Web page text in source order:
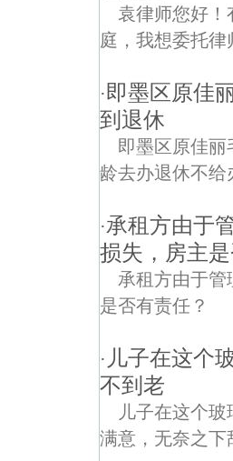
袁律师您好
庭，我想委托
·即墨区原佳
到退休
即墨区原佳
龄去办退休不给
·承租方由于
损失，房主
承租方由于
是否有责任？
· 儿子在这个
不到老
儿子在这个
满意，无奈之下